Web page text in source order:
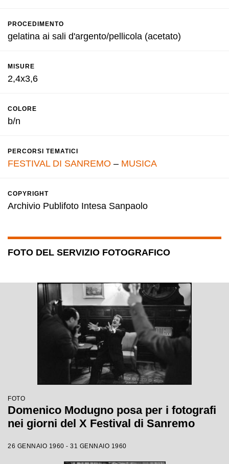
PROCEDIMENTO
gelatina ai sali d'argento/pellicola (acetato)
MISURE
2,4x3,6
COLORE
b/n
PERCORSI TEMATICI
FESTIVAL DI SANREMO – MUSICA
COPYRIGHT
Archivio Publifoto Intesa Sanpaolo
FOTO DEL SERVIZIO FOTOGRAFICO
FOTO
Domenico Modugno posa per i fotografi
nei giorni del X Festival di Sanremo
26 GENNAIO 1960 - 31 GENNAIO 1960